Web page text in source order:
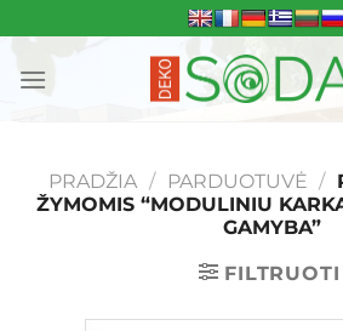
to
content
PRADŽIA / PARDUOTUVĖ /
ŽYMOMIS “MODULINIU
GAMYBA”
FILTRUOTI